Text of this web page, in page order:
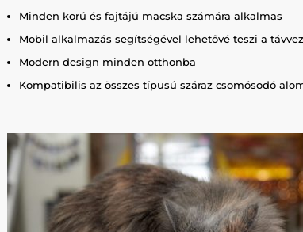
Minden korú és fajtájú macska számára alkalmas
Mobil alkalmazás segítségével lehetővé teszi a
Modern design minden otthonba
Kompatibilis az összes típusú száraz csomósodó